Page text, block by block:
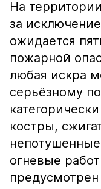
На
за
ожидается
пожарной
любая искра
серьёзному
костры,
огневые